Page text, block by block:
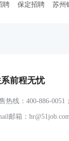
聘 保定招聘 苏州
前程无忧
热线：400-886-0051
邮箱：